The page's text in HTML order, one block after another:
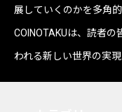
展していくのかを多角的
COINOTAKUは、読者
われる新しい世界の実